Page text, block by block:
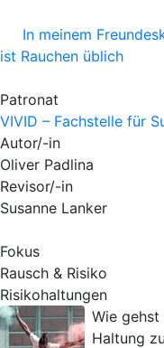
In meinem
ist Rauchen üblich
Patronat
VIVID – Fachstelle für
Autor/-in
Oliver Padlina
Revisor/-in
Susanne Lanker
Fokus
Rausch & Risiko
Risikohaltungen
Wie
Haltung